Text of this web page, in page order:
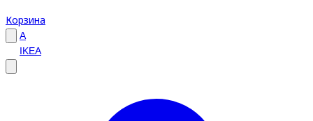
Корзина
A
IKEA